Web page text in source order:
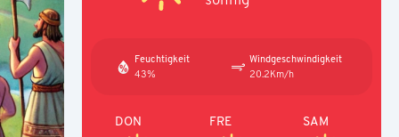
Feuchtigkeit
43%
Windgeschwindigkeit
20.2Km/h
DON FRE SAM